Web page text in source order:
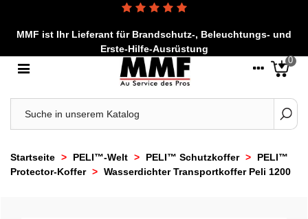
MMF ist Ihr Lieferant für Brandschutz-, Beleuchtungs- und
Erste-Hilfe-Ausrüstung
0
Startseite > PELI™-Welt > PELI™ Schutzkoffer >
PELI™
Protector-Koffer > Wasserdichter Transportkoffer Peli 1200